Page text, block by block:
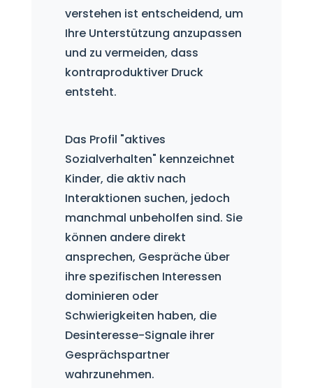
verstehen ist entscheidend, um
Ihre Unterstützung anzupassen
und zu vermeiden, dass
kontraproduktiver Druck
entsteht.
Das Profil "aktives
Sozialverhalten" kennzeichnet
Kinder, die aktiv nach
Interaktionen suchen, jedoch
manchmal unbeholfen sind. Sie
können andere direkt
ansprechen, Gespräche über
ihre spezifischen Interessen
dominieren oder
Schwierigkeiten haben, die
Desinteresse-Signale ihrer
Gesprächspartner
wahrzunehmen.